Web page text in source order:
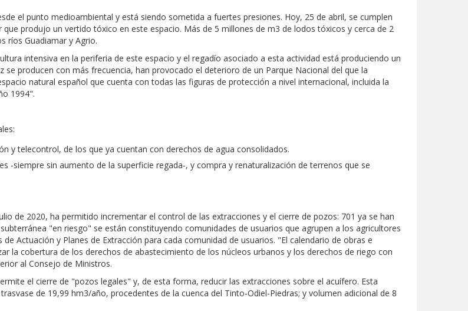
el punto medioambiental y está siendo sometida a fuertes presiones. Hoy, 25 de abril, se cumplen
produjo un vertido tóxico en este espacio. Más de 5 millones de m3 de lodos tóxicos y cerca de 2
ríos Guadiamar y Agrio.
intensiva en la periferia de este espacio y el regadío asociado a esta actividad está produciendo un
producen con más frecuencia, han provocado el deterioro de un Parque Nacional del que la
natural español que cuenta con todas las figuras de protección a nivel internacional, incluida la
1994".
y telecontrol, de los que ya cuentan con derechos de agua consolidados.
-siempre sin aumento de la superficie regada-, y compra y renaturalización de terrenos que se
de 2020, ha permitido incrementar el control de las extracciones y el cierre de pozos: 701 ya se han
"en riesgo" se están constituyendo comunidades de usuarios que agrupen a los agricultores
Actuación y Planes de Extracción para cada comunidad de usuarios. "El calendario de obras e
la cobertura de los derechos de abastecimiento de los núcleos urbanos y los derechos de riego con
al Consejo de Ministros.
el cierre de "pozos legales" y, de esta forma, reducir las extracciones sobre el acuífero. Esta
de 19,99 hm3/año, procedentes de la cuenca del Tinto-Odiel-Piedras; y volumen adicional de 8